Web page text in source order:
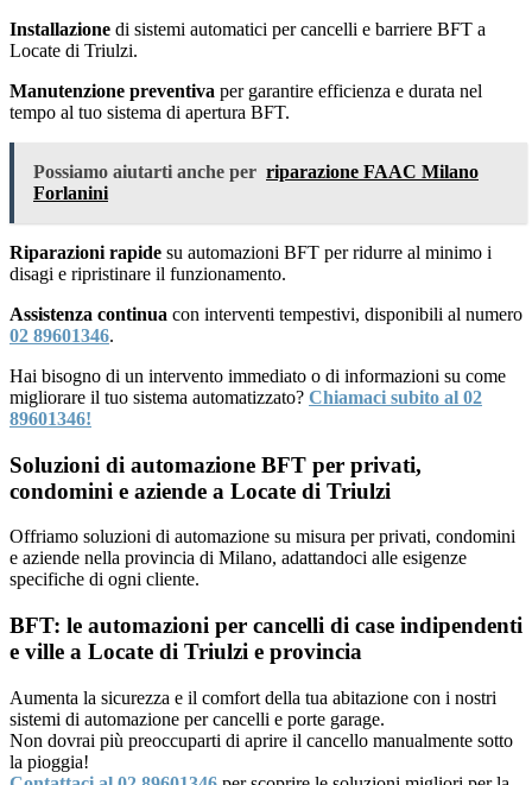
Installazione di sistemi automatici per cancelli e barriere BFT a
Locate di Triulzi.
Manutenzione preventiva per garantire efficienza e durata nel
tempo al tuo sistema di apertura BFT.
Possiamo aiutarti anche per riparazione FAAC Milano
Forlanini
Riparazioni rapide su automazioni BFT per ridurre al minimo i
disagi e ripristinare il funzionamento.
Assistenza continua con interventi tempestivi, disponibili al numero
02 89601346.
Hai bisogno di un intervento immediato o di informazioni su come
migliorare il tuo sistema automatizzato? Chiamaci subito al 02
89601346!
Soluzioni di automazione BFT per privati,
condomini e aziende a Locate di Triulzi
Offriamo soluzioni di automazione su misura per privati, condomini
e aziende nella provincia di Milano, adattandoci alle esigenze
specifiche di ogni cliente.
BFT: le automazioni per cancelli di case indipendenti
e ville a Locate di Triulzi e provincia
Aumenta la sicurezza e il comfort della tua abitazione con i nostri
sistemi di automazione per cancelli e porte garage.
Non dovrai più preoccuparti di aprire il cancello manualmente sotto
la pioggia!